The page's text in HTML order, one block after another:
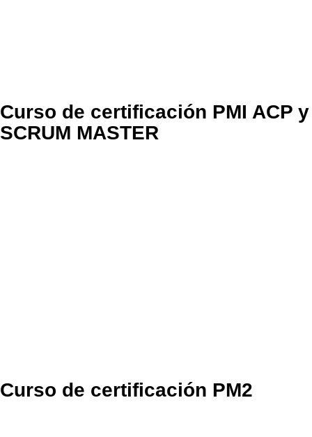
Curso de certificación PMI ACP y
SCRUM MASTER
Curso de certificación PM2